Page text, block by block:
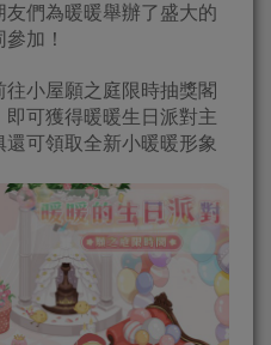
們為暖暖舉辦了盛大的
加！
往小屋願之庭限時抽獎閣
即可獲得暖暖生日派對主
可領取全新小暖暖形象